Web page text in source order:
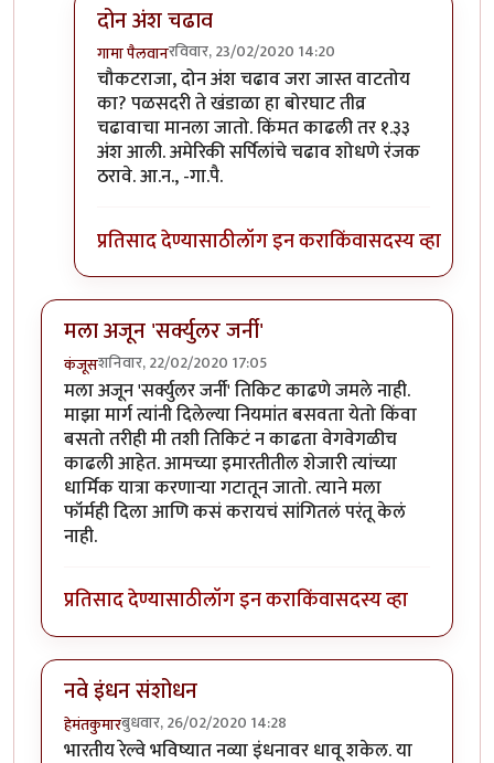
दोन अंश चढाव
गामा पैलवानरविवार, 23/02/2020 14:20
In reply toअगदी बरोबरbyचौकटराजा
चौकटराजा, दोन अंश चढाव जरा जास्त वाटतोय
का? पळसदरी ते खंडाळा हा बोरघाट तीव्र
चढावाचा मानला जातो. किंमत काढली तर १.३३
अंश आली. अमेरिकी सर्पिलांचे चढाव शोधणे रंजक
ठरावे. आ.न., -गा.पै.
प्रतिसाद देण्यासाठीलॉग इन कराकिंवासदस्य व्हा
मला अजून 'सर्क्युलर जर्नी'
कंजूसशनिवार, 22/02/2020 17:05
मला अजून 'सर्क्युलर जर्नी' तिकिट काढणे जमले नाही.
माझा मार्ग त्यांनी दिलेल्या नियमांत बसवता येतो किंवा
बसतो तरीही मी तशी तिकिटं न काढता वेगवेगळीच
काढली आहेत. आमच्या इमारतीतील शेजारी त्यांच्या
धार्मिक यात्रा करणाऱ्या गटातून जातो. त्याने मला
फॉर्मही दिला आणि कसं करायचं सांगितलं परंतू केलं
नाही.
प्रतिसाद देण्यासाठीलॉग इन कराकिंवासदस्य व्हा
नवे इंधन संशोधन
हेमंतकुमारबुधवार, 26/02/2020 14:28
भारतीय रेल्वे भविष्यात नव्या इंधनावर धावू शकेल. या